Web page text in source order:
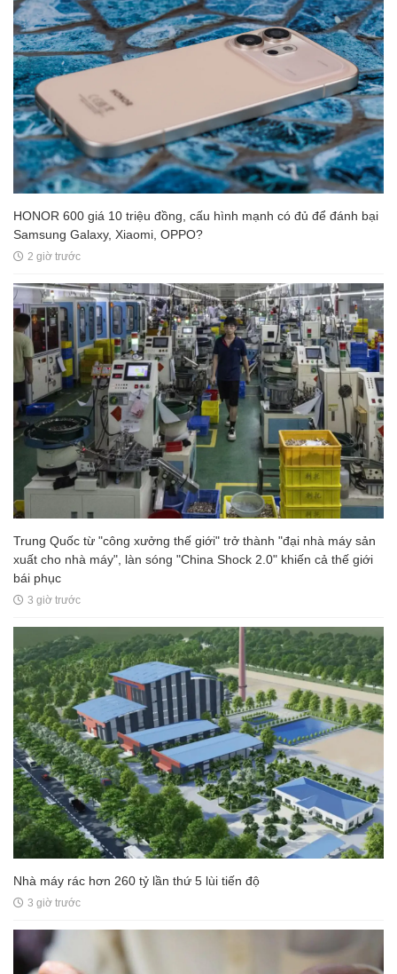
HONOR 600 giá 10 triệu đồng, cấu hình mạnh có đủ để đánh bại
Samsung Galaxy, Xiaomi, OPPO?
2 giờ trước
Trung Quốc từ "công xưởng thế giới" trở thành "đại nhà máy sản
xuất cho nhà máy", làn sóng "China Shock 2.0" khiến cả thế giới
bái phục
3 giờ trước
Nhà máy rác hơn 260 tỷ lần thứ 5 lùi tiến độ
3 giờ trước